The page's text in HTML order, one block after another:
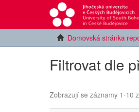
Domovská stránka
Filtrovat dle
Zobrazují se záznamy 1-10